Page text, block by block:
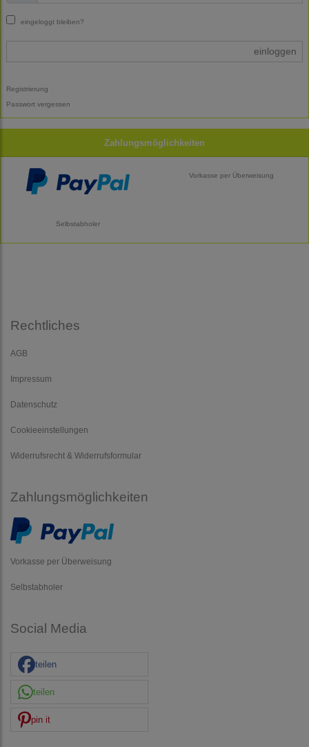
eingeloggt bleiben?
einloggen
Registrierung
Passwort vergessen
Zahlungsmöglichkeiten
Vorkasse per Überweisung
Selbstabholer
Rechtliches
AGB
Impressum
Datenschutz
Cookieeinstellungen
Widerrufsrecht & Widerrufsformular
Zahlungsmöglichkeiten
Vorkasse per Überweisung
Selbstabholer
Social Media
teilen
teilen
pin it